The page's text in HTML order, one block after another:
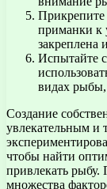
Прикрепите
приманки к
закреплена
Испытайте
видах рыбы,
Создание
увлекательным и
чтобы найти
привлекать
множества